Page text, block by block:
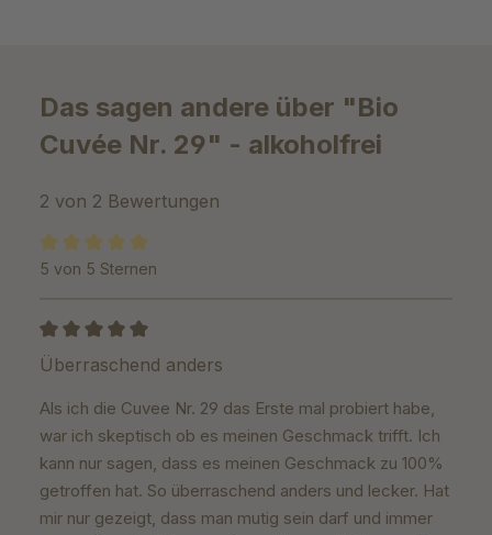
Das sagen andere über "Bio
Cuvée Nr. 29" - alkoholfrei
2 von 2 Bewertungen
Durchschnittliche Bewertung von 5 von 5 Sternen
5 von 5 Sternen
Bewertung mit 5 von 5 Sternen
Überraschend anders
Als ich die Cuvee Nr. 29 das Erste mal probiert habe,
war ich skeptisch ob es meinen Geschmack trifft. Ich
kann nur sagen, dass es meinen Geschmack zu 100%
getroffen hat. So überraschend anders und lecker. Hat
mir nur gezeigt, dass man mutig sein darf und immer